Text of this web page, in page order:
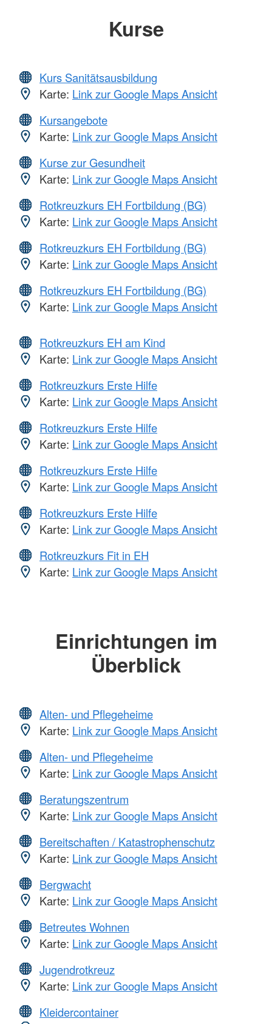
Kurse
Kurs Sanitätsausbildung
Karte: Link zur Google Maps Ansicht
Kursangebote
Karte: Link zur Google Maps Ansicht
Kurse zur Gesundheit
Karte: Link zur Google Maps Ansicht
Rotkreuzkurs EH Fortbildung (BG)
Karte: Link zur Google Maps Ansicht
Rotkreuzkurs EH Fortbildung (BG)
Karte: Link zur Google Maps Ansicht
Rotkreuzkurs EH Fortbildung (BG)
Karte: Link zur Google Maps Ansicht
Rotkreuzkurs EH am Kind
Karte: Link zur Google Maps Ansicht
Rotkreuzkurs Erste Hilfe
Karte: Link zur Google Maps Ansicht
Rotkreuzkurs Erste Hilfe
Karte: Link zur Google Maps Ansicht
Rotkreuzkurs Erste Hilfe
Karte: Link zur Google Maps Ansicht
Rotkreuzkurs Erste Hilfe
Karte: Link zur Google Maps Ansicht
Rotkreuzkurs Fit in EH
Karte: Link zur Google Maps Ansicht
Einrichtungen im
Überblick
Alten- und Pflegeheime
Karte: Link zur Google Maps Ansicht
Alten- und Pflegeheime
Karte: Link zur Google Maps Ansicht
Beratungszentrum
Karte: Link zur Google Maps Ansicht
Bereitschaften / Katastrophenschutz
Karte: Link zur Google Maps Ansicht
Bergwacht
Karte: Link zur Google Maps Ansicht
Betreutes Wohnen
Karte: Link zur Google Maps Ansicht
Jugendrotkreuz
Karte: Link zur Google Maps Ansicht
Kleidercontainer